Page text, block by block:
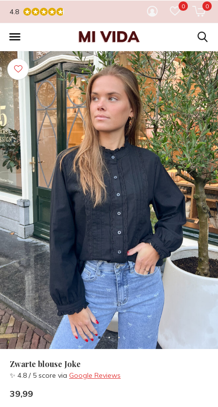
0 0
4.8
Zwarte blouse Joke
✨ 4.8 / 5 score via Google Reviews
39,99